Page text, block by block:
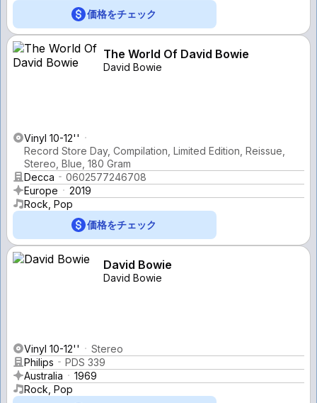
価格をチェック
The World Of David Bowie
David Bowie
Vinyl 10-12''
Record Store Day, Compilation, Limited Edition, Reissue,
Stereo, Blue, 180 Gram
Decca
0602577246708
Europe
2019
Rock, Pop
価格をチェック
David Bowie
David Bowie
Vinyl 10-12''
Stereo
Philips
PDS 339
Australia
1969
Rock, Pop